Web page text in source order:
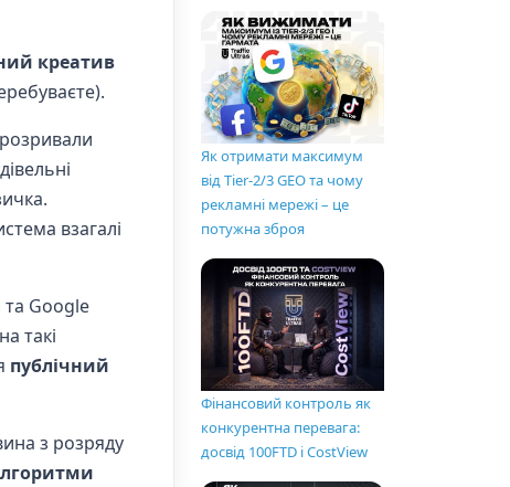
креатив
взагалі
Google
такі
публічний
з розряду
Як отримати максимум
від Tier-2/3 GEO та чому
рекламні мережі – це
потужна зброя
Фінансовий контроль як
конкурентна перевага:
досвід 100FTD і CostView